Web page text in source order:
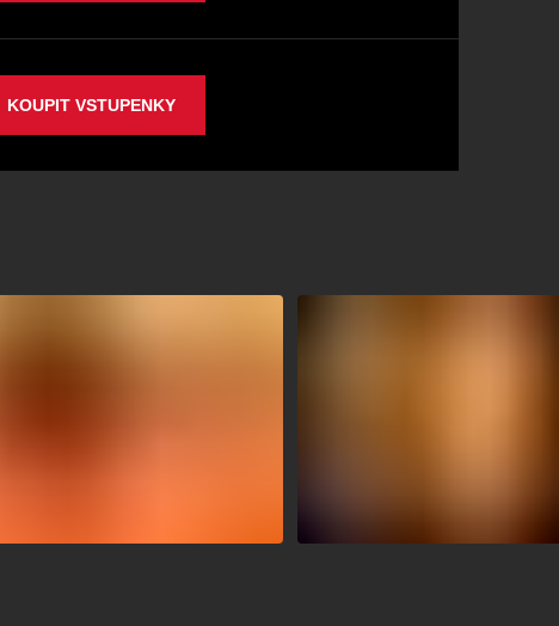
KOUPIT VSTUPENKY